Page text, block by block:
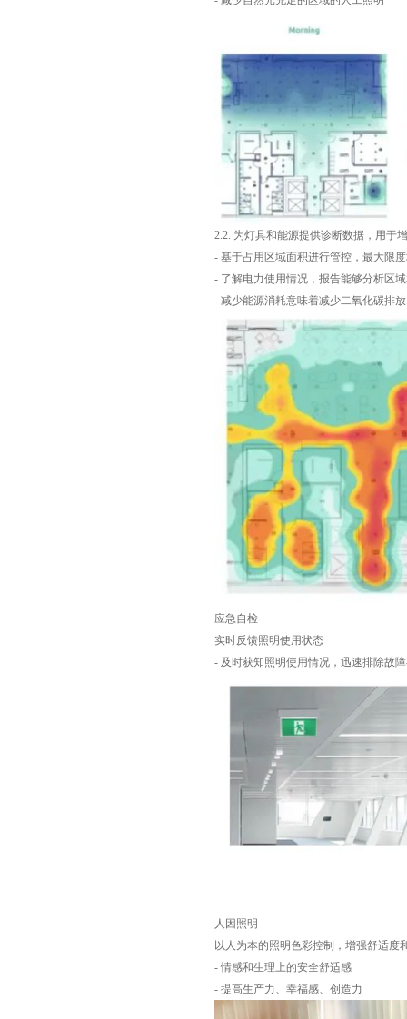
2.2. 为灯具和能源提供诊断数据，用于
- 基于占用区域面积进行管控，最大限
- 了解电力使用情况，报告能够分析区
- 减少能源消耗意味着减少二氧化碳排
应急自检
实时反馈照明使用状态
- 及时获知照明使用情况，迅速排除故
人因照明
以人为本的照明色彩控制，增强舒适度
- 情感和生理上的安全舒适感
- 提高生产力、幸福感、创造力